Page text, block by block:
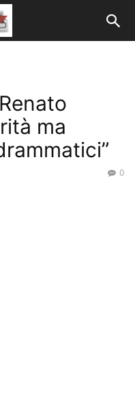
ma
0